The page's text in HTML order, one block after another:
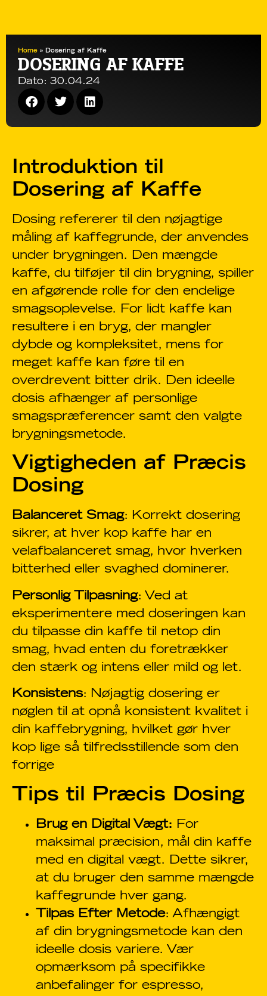
Home » Dosering af Kaffe
DOSERING AF KAFFE
Dato: 30.04.24
Introduktion til
Dosering af Kaffe
Dosing refererer til den nøjagtige
måling af kaffegrunde, der anvendes
under brygningen. Den mængde
kaffe, du tilføjer til din brygning, spiller
en afgørende rolle for den endelige
smagsoplevelse. For lidt kaffe kan
resultere i en bryg, der mangler
dybde og kompleksitet, mens for
meget kaffe kan føre til en
overdrevent bitter drik. Den ideelle
dosis afhænger af personlige
smagspræferencer samt den valgte
brygningsmetode.
Vigtigheden af Præcis
Dosing
Balanceret Smag: Korrekt dosering
sikrer, at hver kop kaffe har en
velafbalanceret smag, hvor hverken
bitterhed eller svaghed dominerer.
Personlig Tilpasning: Ved at
eksperimentere med doseringen kan
du tilpasse din kaffe til netop din
smag, hvad enten du foretrækker
den stærk og intens eller mild og let.
Konsistens: Nøjagtig dosering er
nøglen til at opnå konsistent kvalitet i
din kaffebrygning, hvilket gør hver
kop lige så tilfredsstillende som den
forrige
Tips til Præcis Dosing
Brug en Digital Vægt: For
maksimal præcision, mål din kaffe
med en digital vægt. Dette sikrer,
at du bruger den samme mængde
kaffegrunde hver gang.
Tilpas Efter Metode: Afhængigt
af din brygningsmetode kan den
ideelle dosis variere. Vær
opmærksom på specifikke
anbefalinger for espresso,